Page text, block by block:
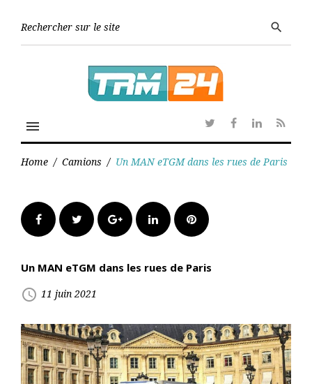
search
menu
TwitterFacebook
Linkedin
RSS
Home / Camions / Un MAN eTGM dans les rues de Paris
FacebookTwitter Google+LinkedInPinterest
Un MAN eTGM dans les rues de Paris
access_time 11 juin 2021